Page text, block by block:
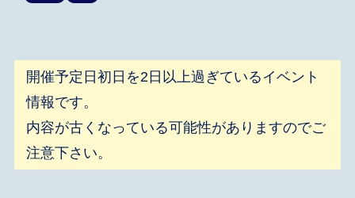
開催予定日初日を2日以上過ぎているイベント
情報です。
内容が古くなっている可能性がありますのでご
注意下さい。